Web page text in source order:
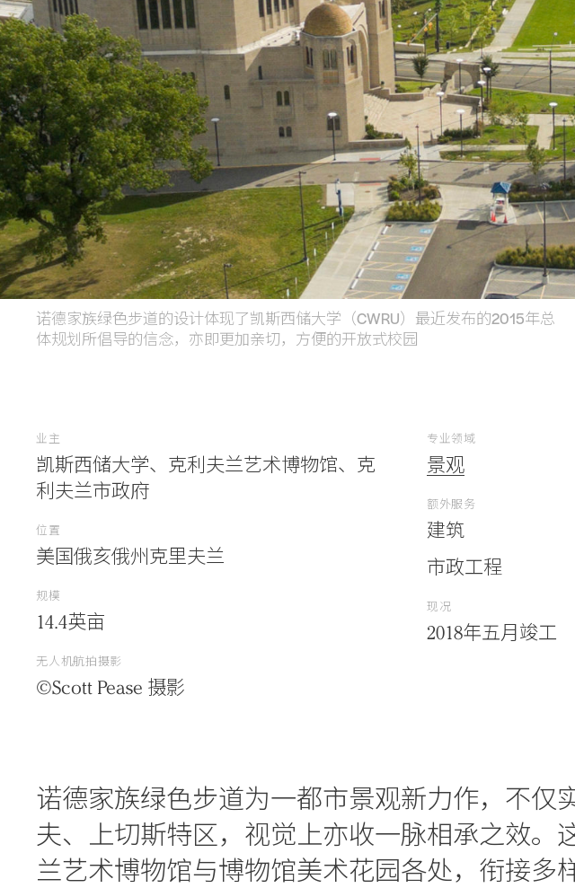
诺德家族绿色步道的设计体现了凯斯西储大学（CWRU）最近发布的2015年总
体规划所倡导的信念，亦即更加亲切，方便的开放式校园
业主
凯斯西储大学、克利夫兰艺术博物馆、克
利夫兰市政府
位置
美国俄亥俄州克里夫兰
规模
14.4英亩
无人机航拍摄影
©Scott Pease 摄影
专业领域
景观
额外服务
建筑
市政工程
现况
2018年五月竣工
诺德家族绿色步道为一都市景观新力作，不仅
夫、上切斯特区，​​视觉上亦收一脉相承之效。
兰艺术博物馆与博物馆美术花园各处，衔接多
Practice
Voices
Search Sasaki